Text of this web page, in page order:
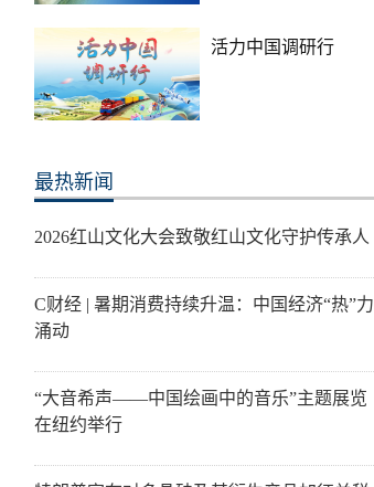
活力中国调研行
最热新闻
2026红山文化大会致敬红山文化守护传承人
C财经 | 暑期消费持续升温：中国经济“热”力
涌动
“大音希声——中国绘画中的音乐”主题展览
在纽约举行